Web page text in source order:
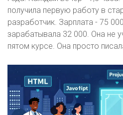
получила первую работу в
разработчик. Зарплата - 75
зарабатывала 32 000. Она не
пятом курсе. Она просто